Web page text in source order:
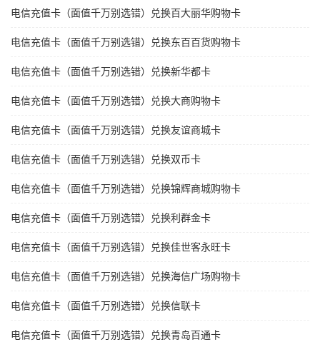
电信充值卡（面值千万别选错）兑换百大丽华购物卡
电信充值卡（面值千万别选错）兑换东百百货购物卡
电信充值卡（面值千万别选错）兑换新华都卡
电信充值卡（面值千万别选错）兑换大商购物卡
电信充值卡（面值千万别选错）兑换友谊商城卡
电信充值卡（面值千万别选错）兑换双币卡
电信充值卡（面值千万别选错）兑换锦辉商城购物卡
电信充值卡（面值千万别选错）兑换利群金卡
电信充值卡（面值千万别选错）兑换佳世客永旺卡
电信充值卡（面值千万别选错）兑换海信广场购物卡
电信充值卡（面值千万别选错）兑换信联卡
电信充值卡（面值千万别选错）兑换青岛百通卡